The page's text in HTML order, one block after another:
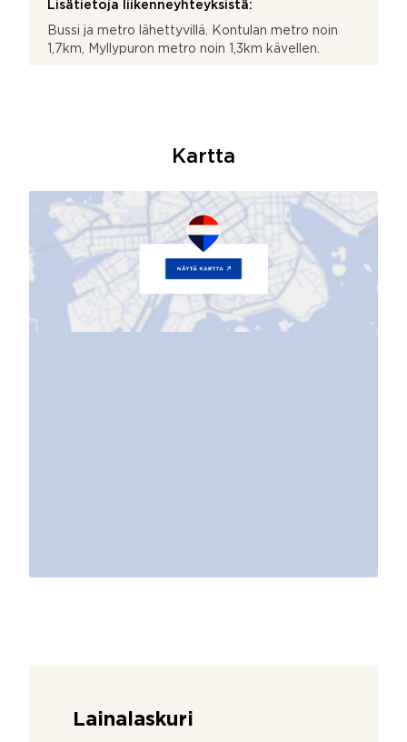
Lisätietoja liikenneyhteyksistä:
Bussi ja metro lähettyvillä. Kontulan metro noin
1,7km, Myllypuron metro noin 1,3km kävellen.
Kartta
Lainalaskuri